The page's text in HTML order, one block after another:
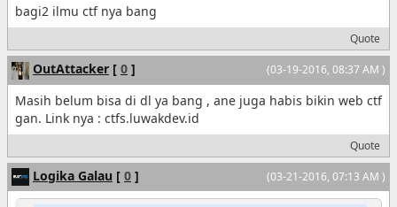
bagi2 ilmu ctf nya bang
Quote
(03-19-2016, 08:37 AM )
OutAttacker [ 0 ]
Masih belum bisa di dl ya bang , ane juga habis bikin web ctf
gan. Link nya : ctfs.luwakdev.id
Quote
(03-21-2016, 07:13 AM )
Logika Galau [ 0 ]